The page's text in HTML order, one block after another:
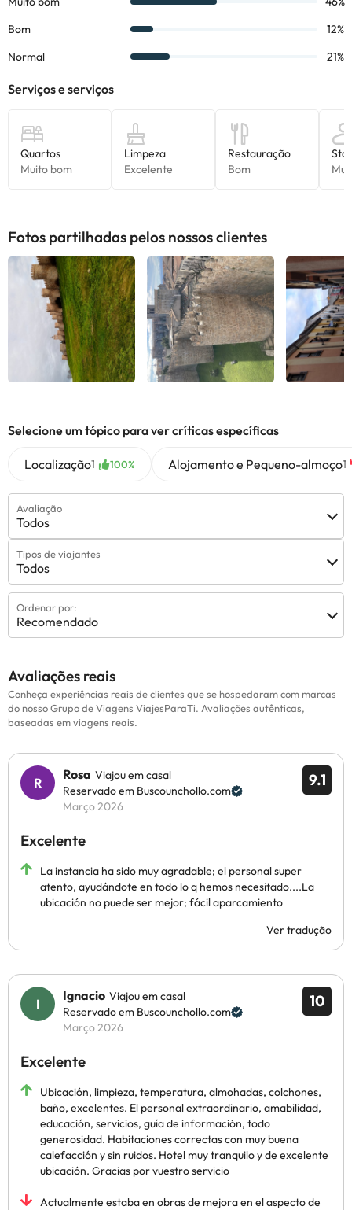
Fotos partilhadas pelos nossos clientes
Selecione um tópico para ver críticas específicas
Localização1 100% Alojamento e Pequeno-almoço1
Avaliação
Todos
Tipos de viajantes
Todos
Ordenar por:
Recomendado
Avaliações reais
Conheça experiências reais de clientes que se hospedaram com marcas
do nosso Grupo de Viagens ViajesParaTi. Avaliações autênticas,
baseadas em viagens reais.
9.1
Rosa Viajou em casal
Reservado em Buscounchollo.com
Março 2026
Excelente
La instancia ha sido muy agradable; el personal super
atento, ayudándote en todo lo q hemos necesitado....La
ubicación no puede ser mejor; fácil aparcamiento
Ver tradução
10
Ignacio Viajou em casal
Reservado em Buscounchollo.com
Março 2026
Excelente
Ubicación, limpieza, temperatura, almohadas, colchones,
baño, excelentes. El personal extraordinario, amabilidad,
educación, servicios, guía de información, todo
generosidad. Habitaciones correctas con muy buena
calefacción y sin ruidos. Hotel muy tranquilo y de excelente
ubicación. Gracias por vuestro servicio
Actualmente estaba en obras de mejora en el aspecto de